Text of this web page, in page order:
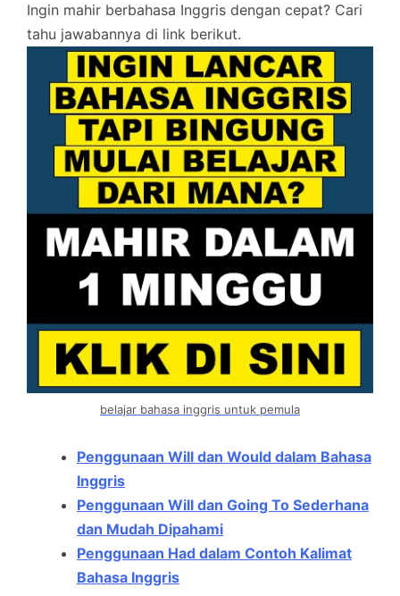
Ingin mahir berbahasa Inggris dengan cepat? Cari
tahu jawabannya di link berikut.
belajar bahasa inggris untuk pemula
Penggunaan Will dan Would dalam Bahasa
Inggris
Penggunaan Will dan Going To Sederhana
dan Mudah Dipahami
Penggunaan Had dalam Contoh Kalimat
Bahasa Inggris